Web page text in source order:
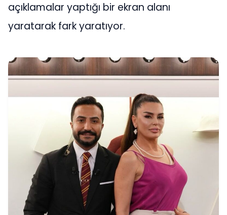
açıklamalar yaptığı bir ekran alanı
yaratarak fark yaratıyor.